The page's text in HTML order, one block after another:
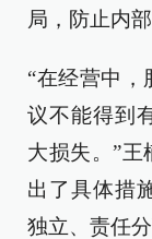
局，防止内
“在经营中
议不能得到
大损失。”王
出了具体措
独立、责任